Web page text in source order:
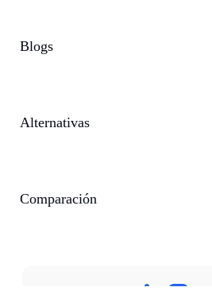
Blogs
Alternativas
Comparación